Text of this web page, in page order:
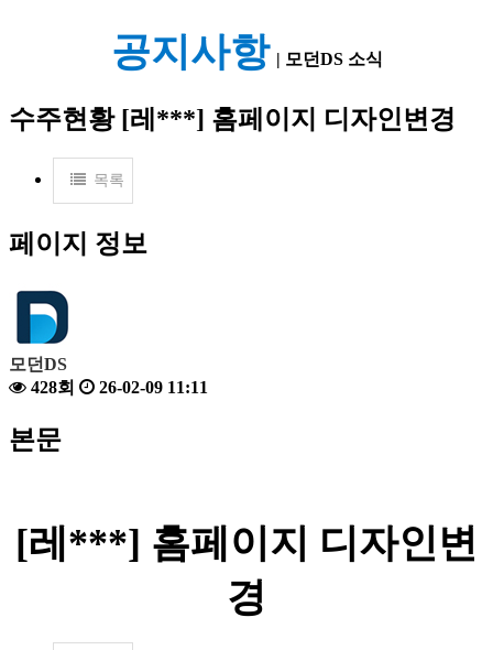
공지사항 | 모던DS 소식
수주현황 [레***] 홈페이지 디자인변경
목록
페이지 정보
모던DS
428회
26-02-09 11:11
본문
[레 ***] 홈페이지 디자인변
경